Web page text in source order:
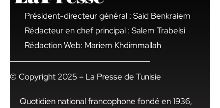
Président-directeur général : Said Benkraiem
Rédacteur en chef principal : Salem Trabelsi
Rédaction Web: Mariem Khdimmallah
© Copyright 2025 – La Presse de Tunisie
Quotidien national francophone fondé en 1936,